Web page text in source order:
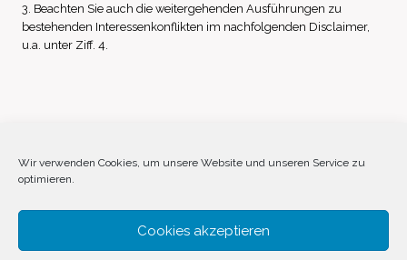
Wir verwenden Cookies, um unsere Website und unseren Service zu
optimieren.
Cookies akzeptieren
3. Beachten Sie auch die weitergehenden Ausführungen zu
bestehenden Interessenkonflikten im nachfolgenden Disclaimer,
u.a. unter Ziff. 4.
Impressum Datenschutz
Disclaimer